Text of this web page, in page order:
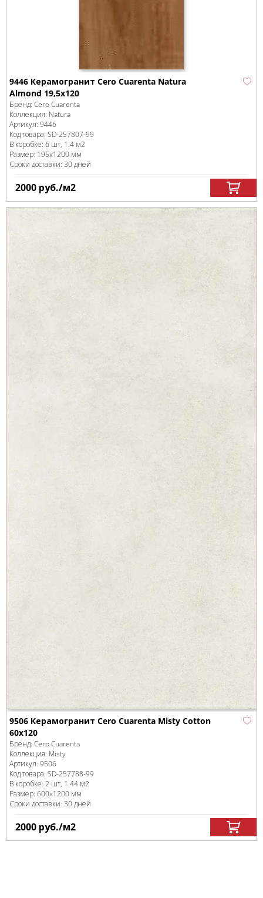
9446 Керамогранит Cero Cuarenta Natura
Almond 19,5x120
Бренд: Cero Cuarenta
Коллекция: Natura
Артикул: 9446
Код товара: SD-257807-99
В коробке: 6 шт, 1.4 м2
Размер: 195x1200 мм
Сроки доставки: 30 дней
2000 руб./м2
9506 Керамогранит Cero Cuarenta Misty Cotton
60x120
Бренд: Cero Cuarenta
Коллекция: Misty
Артикул: 9506
Код товара: SD-257788-99
В коробке: 2 шт, 1.44 м2
Размер: 600x1200 мм
Сроки доставки: 30 дней
2000 руб./м2